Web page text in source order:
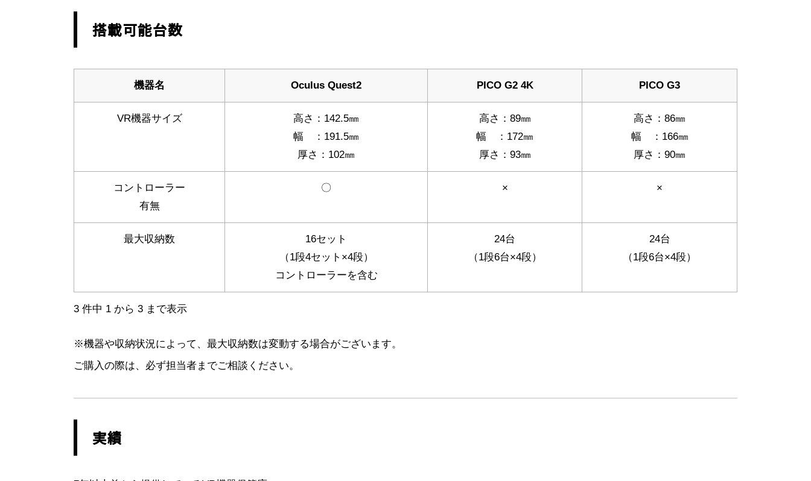
搭載可能台数
機器名 Oculus Quest2 PICO G2 4K PICO G3
VR機器サイズ
高さ：142.5㎜
幅 ：191.5㎜
厚さ：102㎜
高さ：89㎜
幅 ：172㎜
厚さ：93㎜
高さ：86㎜
幅 ：166㎜
厚さ：90㎜
コントローラー
有無
〇 × ×
最大収納数
16セット
（1段4セット×4段）
コントローラーを含む
24台
（1段6台×4段）
24台
（1段6台×4段）
3 件中 1 から 3 まで表示
※機器や収納状況によって、最大収納数は変動する場合がございます。
ご購入の際は、必ず担当者までご相談ください。
実績